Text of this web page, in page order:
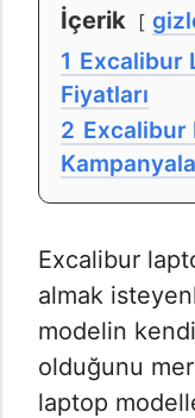
İçerik
1 Excalibur
Fiyatları
2 Excalibur
Excalibur
almak
modelin
olduğunu
laptop